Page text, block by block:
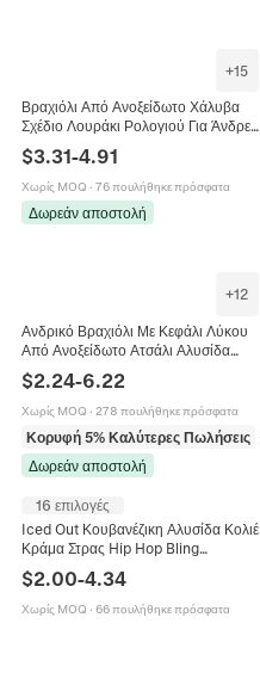
+15
Βραχιόλι Από Ανοξείδωτο Χάλυβα
Σχέδιο Λουράκι Ρολογιού Για Άνδρες
Απλό Γυαλισμένο Ευρεία Μεταλλική
Αλυσίδα Κοσμήματα Επιχειρηματικό
Δώρο
$3.31-4.91
Χωρίς MOQ · 76 πουλήθηκε πρόσφατα
Δωρεάν αποστολή
+12
Ανδρικό Βραχιόλι Με Κεφάλι Λύκου
Από Ανοξείδωτο Ατσάλι Αλυσίδα
Κοσμήματα Ζώων Γοτθικό Πανκ Στυλ
$2.24-6.22
Χωρίς MOQ · 278 πουλήθηκε πρόσφατα
Κορυφή 5% Καλύτερες Πωλήσεις
Δωρεάν αποστολή
16 επιλογές
Iced Out Κουβανέζικη Αλυσίδα Κολιέ
Κράμα Στρας Hip Hop Bling
$2.00-4.34
Χωρίς MOQ · 66 πουλήθηκε πρόσφατα